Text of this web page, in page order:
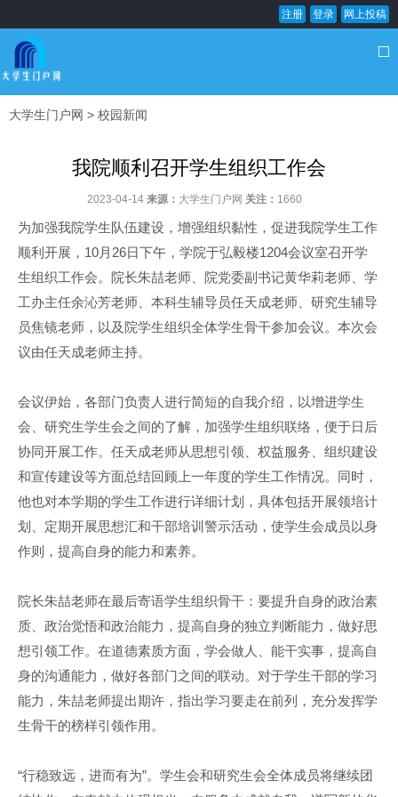
注册 登录 网上投稿
大学生门户网 > 校园新闻
我院顺利召开学生组织工作会
2023-04-14 来源： 大学生门户网 关注： 1660
为加强我院学生队伍建设，增强组织黏性，促进我院学生工作
顺利开展，10月26日下午，学院于弘毅楼1204会议室召开学
生组织工作会。院长朱喆老师、院党委副书记黄华莉老师、学
工办主任余沁芳老师、本科生辅导员任天成老师、研究生辅导
员焦镜老师，以及院学生组织全体学生骨干参加会议。本次会
议由任天成老师主持。
会议伊始，各部门负责人进行简短的自我介绍，以增进学生
会、研究生学生会之间的了解，加强学生组织联络，便于日后
协同开展工作。任天成老师从思想引领、权益服务、组织建设
和宣传建设等方面总结回顾上一年度的学生工作情况。同时，
他也对本学期的学生工作进行详细计划，具体包括开展领培计
划、定期开展思想汇和干部培训警示活动，使学生会成员以身
作则，提高自身的能力和素养。
院长朱喆老师在最后寄语学生组织骨干：要提升自身的政治素
质、政治觉悟和政治能力，提高自身的独立判断能力，做好思
想引领工作。在道德素质方面，学会做人、能干实事，提高自
身的沟通能力，做好各部门之间的联动。对于学生干部的学习
能力，朱喆老师提出期许，指出学习要走在前列，充分发挥学
生骨干的榜样引领作用。
“行稳致远，进而有为”。学生会和研究生会全体成员将继续团